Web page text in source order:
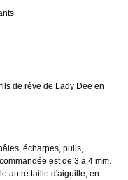
de rêve de Lady Dee en
écharpes, pulls,
est de 3 à 4 mm.
autre taille d'aiguille, en